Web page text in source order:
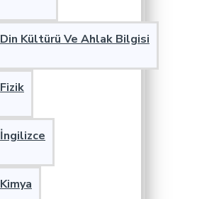
Din Kültürü Ve Ahlak Bilgisi
Fizik
İngilizce
Kimya